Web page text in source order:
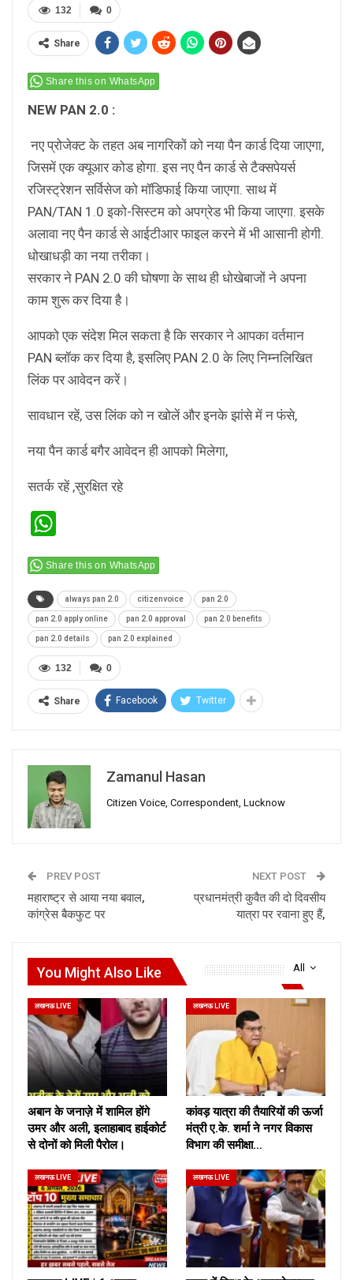
0
132
Share
Share this on WhatsApp
NEW PAN 2.0 :
नए प्रोजेक्ट के तहत अब नागरिकों को नया पैन कार्ड दिया जाएगा,
जिसमें एक क्यूआर कोड होगा. इस नए पैन कार्ड से टैक्सपेयर्स
रजिस्ट्रेशन सर्विसेज को मॉडिफाई किया जाएगा. साथ में
PAN/TAN 1.0 इको-सिस्टम को अपग्रेड भी किया जाएगा. इसके
अलावा नए पैन कार्ड से आईटीआर फाइल करने में भी आसानी होगी.
धोखाधड़ी का नया तरीका।
सरकार ने PAN 2.0 की घोषणा के साथ ही धोखेबाजों ने अपना
काम शुरू कर दिया है।
आपको एक संदेश मिल सकता है कि सरकार ने आपका वर्तमान
PAN ब्लॉक कर दिया है, इसलिए PAN 2.0 के लिए निम्नलिखित
लिंक पर आवेदन करें।
सावधान रहें, उस लिंक को न खोलें और इनके झांसे में न फंसे,
नया पैन कार्ड बगैर आवेदन ही आपको मिलेगा,
सतर्क रहें ,सुरक्षित रहे
Share this on WhatsApp
always pan 2.0 citizenvoice pan 2.0
pan 2.0 apply online pan 2.0 approval pan 2.0 benefits
pan 2.0 details pan 2.0 explained
0
132
Share Facebook Twitter
Zamanul Hasan
Citizen Voice, Correspondent, Lucknow
PREV POST
महाराष्ट्र से आया नया बवाल,
कांग्रेस बैकफुट पर
NEXT POST
प्रधानमंत्री कुवैत की दो दिवसीय
यात्रा पर रवाना हुए हैं,
All
You Might Also Like
लखनऊ LIVE
अबान के जनाज़े में शामिल होंगे
उमर और अली, इलाहाबाद हाईकोर्ट
से दोनों को मिली पैरोल।
लखनऊ LIVE
कांवड़ यात्रा की तैयारियों की ऊर्जा
मंत्री ए.के. शर्मा ने नगर विकास
विभाग की समीक्षा…
लखनऊ LIVE लखनऊ LIVE